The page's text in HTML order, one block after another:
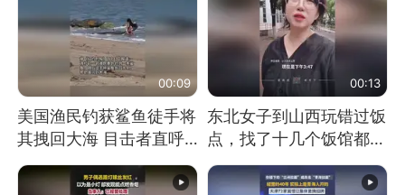
00:09
美国渔民钓获鲨鱼徒手将
其拽回大海 目击者直呼
震惊 （视频来源：参考
消息）
00:13
东北女子到山西玩错过饭
点，找了十几个饭馆都没
开门：午休到几点